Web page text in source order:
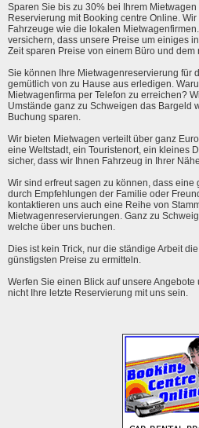
Sparen Sie bis zu 30% bei Ihrem
Reservierung mit Booking centre Online.
Fahrzeuge wie die lokalen
versichern, dass unsere Preise um einiges
Zeit sparen Preise von einem Büro und
Sie können Ihre Mietwagenreservierung für
gemütlich von zu Hause aus erledigen.
Mietwagenfirma per Telefon zu erreichen?
Umstände ganz zu Schweigen das Bargeld
Buchung sparen.
Wir bieten Mietwagen verteilt über ganz
eine Weltstadt, ein Touristenort, ein kleines
sicher, dass wir Ihnen Fahrzeug in Ihrer
Wir sind erfreut sagen zu können, dass eine
durch Empfehlungen der Familie oder
kontaktieren uns auch eine Reihe von
Mietwagenreservierungen. Ganz zu
welche über uns buchen.
Dies ist kein Trick, nur die ständige Arbeit
günstigsten Preise zu ermitteln.
Werfen Sie einen Blick auf unsere
nicht Ihre letzte Reservierung mit uns sein.